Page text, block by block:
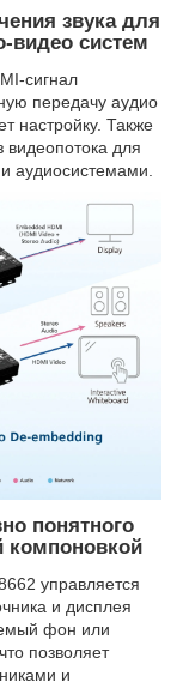
звука для
видео систем
сигнал
передачу аудио
настройку. Также
видеопотока для
аудиосистемами.
понятного
компоновкой
управляется
и дисплея
фон или
позволяет
и